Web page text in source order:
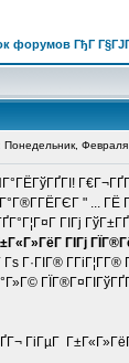
форумов ГђГ
Понедельник,
" ... ГЁ
ГІГј
ГІГј
Г·ГІГ®
ГіГµГ